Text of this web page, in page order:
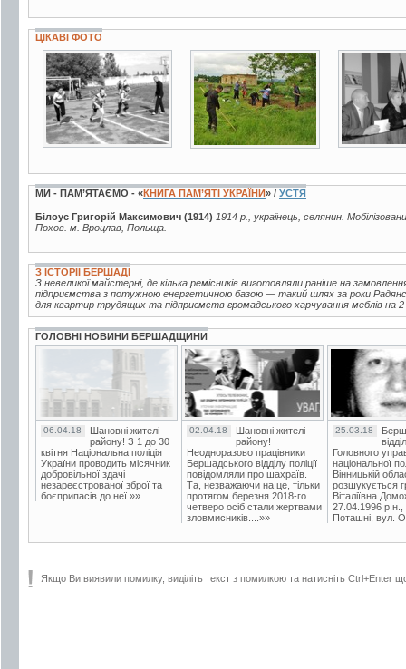
ЦІКАВІ ФОТО
2 фото 6 фото
МИ - ПАМ’ЯТАЄМО - «КНИГА ПАМ’ЯТІ УКРАЇНИ» / УСТЯ
Білоус Григорій Максимович (1914) 1914 р., українець, селянин.
Похов. м. Вроцлав, Польща.
З ІСТОРІЇ БЕРШАДІ
З невеликої майстерні, де кілька ремісників виготовляли раніше на
підприємства з потужною енергетичною базою — такий шлях за роки
для квартир трудящих та підприємств громадського харчування меблів на
ГОЛОВНІ НОВИНИ БЕРШАДЩИНИ
06.04.18
Шановні жителі
району! З 1 до 30
квітня Національна поліція
України проводить місячник
добровільної здачі
незареєстрованої зброї та
боєприпасів до неї.»»
02.04.18
Шановні жителі
району!
Неодноразово працівники
Бершадського відділу поліції
повідомляли про шахраїв.
Та, незважаючи на це, тільки
протягом березня 2018-го
четверо осіб стали жертвами
зловмисників....»»
25.03.18
Головного
національної
Вінницькій
розшукується
Віталіївна
27.04.1996 р.н.,
Поташні, вул.
Якщо Ви виявили помилку, виділіть текст з помилкою та натисніть Ctrl+Enter